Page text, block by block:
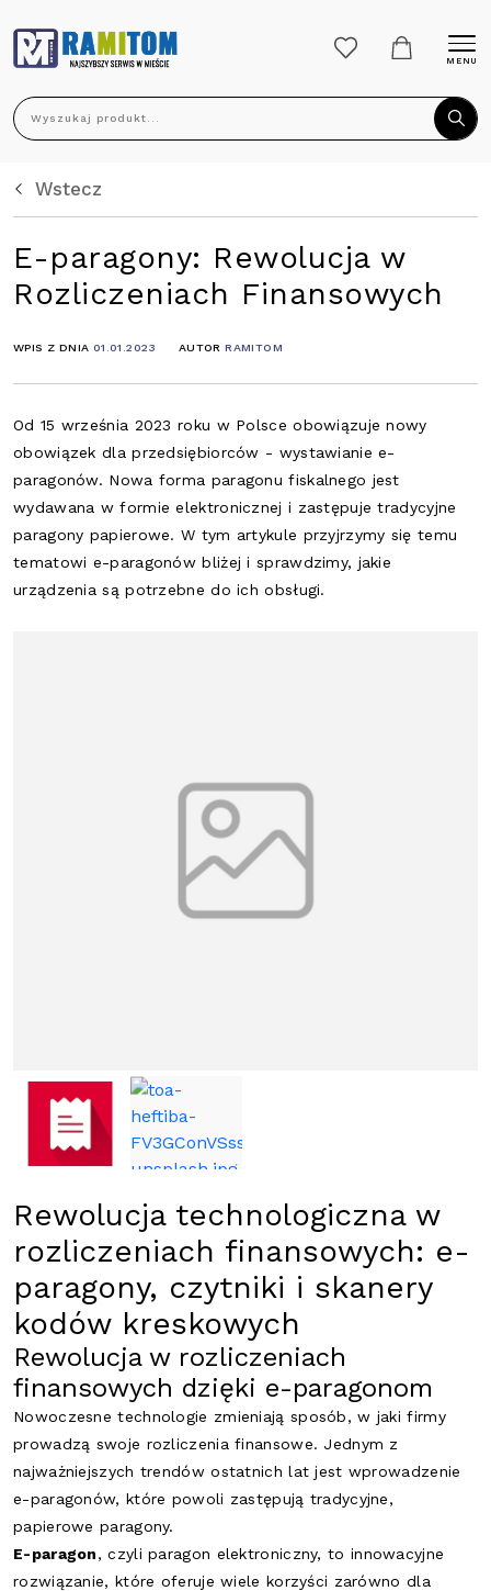
Wyszukaj produkt...
MENU
Wstecz
E-paragony: Rewolucja w
Rozliczeniach Finansowych
WPIS Z DNIA 01.01.2023 AUTORRAMITOM
Od 15 września 2023 roku w Polsce obowiązuje nowy
obowiązek dla przedsiębiorców - wystawianie e-
paragonów. Nowa forma paragonu fiskalnego jest
wydawana w formie elektronicznej i zastępuje tradycyjne
paragony papierowe. W tym artykule przyjrzymy się temu
tematowi e-paragonów bliżej i sprawdzimy, jakie
urządzenia są potrzebne do ich obsługi.
Rewolucja technologiczna w
rozliczeniach finansowych: e-
paragony, czytniki i skanery
kodów kreskowych
Rewolucja w rozliczeniach
finansowych dzięki e-paragonom
Nowoczesne technologie zmieniają sposób, w jaki firmy
prowadzą swoje rozliczenia finansowe. Jednym z
najważniejszych trendów ostatnich lat jest wprowadzenie
e-paragonów, które powoli zastępują tradycyjne,
papierowe paragony.
E-paragon, czyli paragon elektroniczny, to innowacyjne
rozwiązanie, które oferuje wiele korzyści zarówno dla